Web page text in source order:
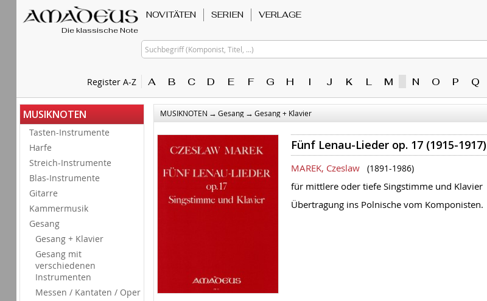
Die klassische Note
Register A-Z
NOVITÄTEN SERIEN VERLAGE
Suchbegriff (Komponist, Titel, ...)
A B C D E F G H I J K L M N O P Q
MUSIKNOTEN
Tasten-Instrumente
Harfe
Streich-Instrumente
Blas-Instrumente
Gitarre
Kammermusik
Gesang
Gesang + Klavier
Gesang mit
verschiedenen
Instrumenten
Messen / Kantaten / Oper
MUSIKNOTEN → Gesang → Gesang + Klavier
Fünf Lenau-Lieder op. 17 (1915-1917)
MAREK, Czeslaw (1891-1986)
für mittlere oder tiefe Singstimme und Klavier
Übertragung ins Polnische vom Komponisten.